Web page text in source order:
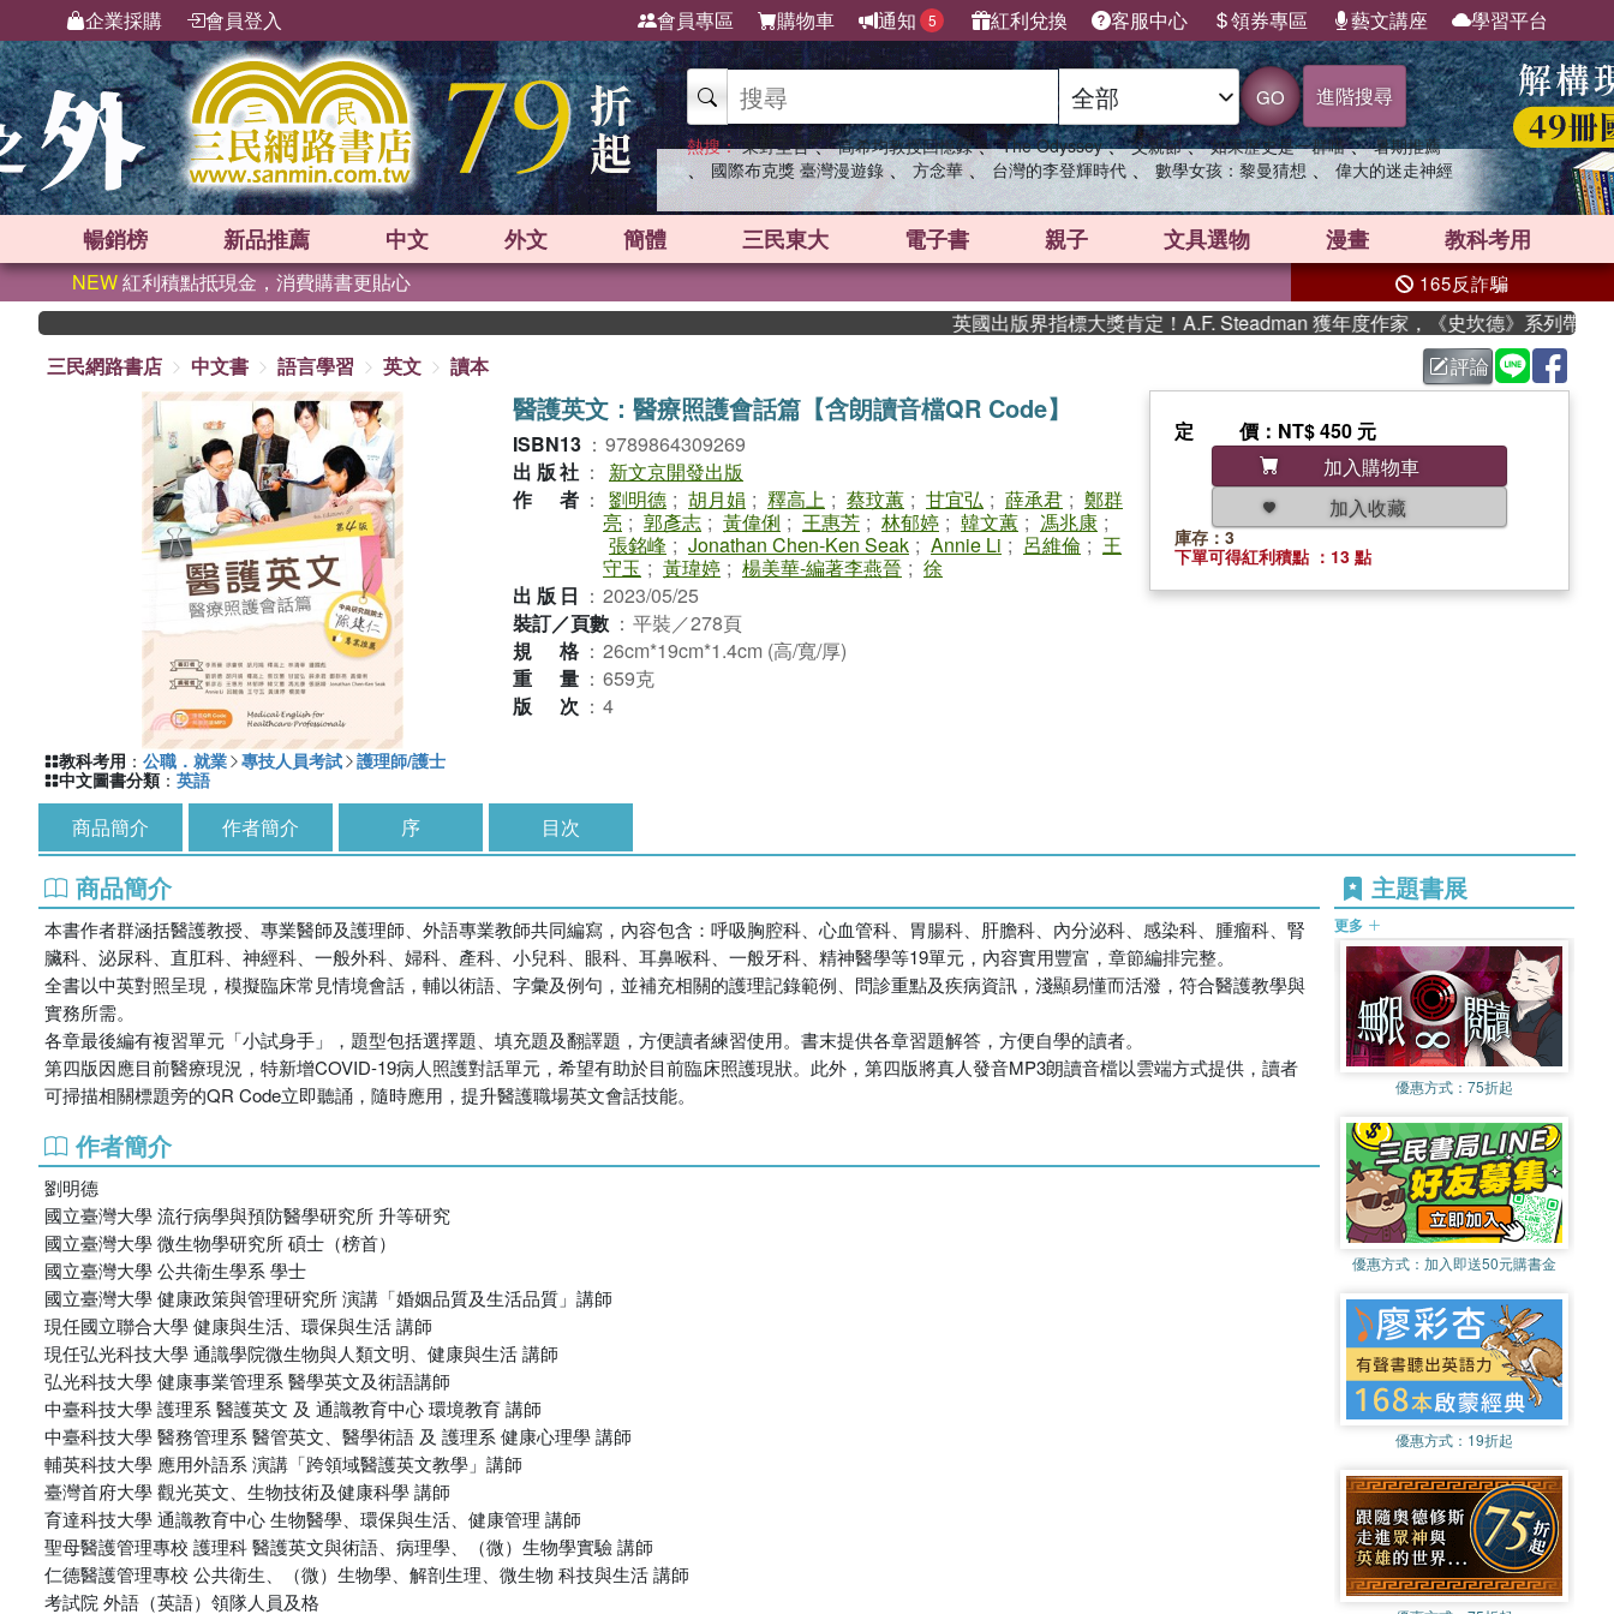
企業採購 會員登入 會員專區 購物車 通知 5 紅利兌換 客服中心 領券專區 藝文講座 學習平台
GO 進階搜尋
熱搜： 東野圭吾 、 高希均教授回憶錄 、 The Odyssey 、 父親節 、 如果歷史是一群喵 、 暑期推薦
、 國際布克獎 臺灣漫遊錄 、 方念華 、 台灣的李登輝時代 、 數學女孩：黎曼猜想 、 偉大的迷走神經
暢銷榜 新品推薦 中文 外文 簡體 三民東大 電子書 親子 文具選物 漫畫 教科考用
NEW紅利積點抵現金，消費購書更貼心 165反詐騙
英國出版界指標大獎肯定！A.F. Steadman 獲年度作家，《史坎德》系列帶你踏上熱血奇
三民網路書店
中文書 語言學習 英文 讀本 評論
醫護英文：醫療照護會話篇【含朗讀音檔QR Code】
ISBN13 ： 9789864309269
出版社 ：
新文京開發出版
作者 ： 劉明德 ; 胡月娟 ; 釋高上 ; 蔡玟蕙 ; 甘宜弘 ; 薛承君 ; 鄭群
亮 ; 郭彥志 ; 黃偉俐 ; 王惠芳 ; 林郁婷 ; 韓文蕙 ; 馮兆康 ;
張銘峰 ; Jonathan Chen-Ken Seak ; Annie Li ; 呂維倫 ; 王
守玉 ; 黃瑋婷 ; 楊美華-編著李燕晉 ; 徐
出版日 ： 2023/05/25
裝訂／頁數 ： 平裝／278頁
規格 ： 26cm*19cm*1.4cm (高/寬/厚)
重量 ： 659克
版次 ： 4
定價 ：NT$ 450 元
加入購物車
加入收藏
庫存：3
下單可得紅利積點 ：13 點
教科考用 ： 公職．就業 專技人員考試 護理師/護士
中文圖書分類 ： 英語
商品簡介 作者簡介 序 目次
商品簡介
本書作者群涵括醫護教授、專業醫師及護理師、外語專業教師共同編寫，內容包含：呼吸胸腔科、心血管科、胃腸科、肝膽科、內分泌科、感染科、腫瘤科、腎
臟科、泌尿科、直肛科、神經科、一般外科、婦科、產科、小兒科、眼科、耳鼻喉科、一般牙科、精神醫學等19單元，內容實用豐富，章節編排完整。
全書以中英對照呈現，模擬臨床常見情境會話，輔以術語、字彙及例句，並補充相關的護理記錄範例、問診重點及疾病資訊，淺顯易懂而活潑，符合醫護教學與
實務所需。
各章最後編有複習單元「小試身手」，題型包括選擇題、填充題及翻譯題，方便讀者練習使用。書末提供各章習題解答，方便自學的讀者。
第四版因應目前醫療現況，特新增COVID-19病人照護對話單元，希望有助於目前臨床照護現狀。此外，第四版將真人發音MP3朗讀音檔以雲端方式提供，讀者
可掃描相關標題旁的QR Code立即聽誦，隨時應用，提升醫護職場英文會話技能。
作者簡介
劉明德
國立臺灣大學 流行病學與預防醫學研究所 升等研究
國立臺灣大學 微生物學研究所 碩士（榜首）
國立臺灣大學 公共衛生學系 學士
國立臺灣大學 健康政策與管理研究所 演講「婚姻品質及生活品質」講師
現任國立聯合大學 健康與生活、環保與生活 講師
現任弘光科技大學 通識學院微生物與人類文明、健康與生活 講師
弘光科技大學 健康事業管理系 醫學英文及術語講師
中臺科技大學 護理系 醫護英文 及 通識教育中心 環境教育 講師
中臺科技大學 醫務管理系 醫管英文、醫學術語 及 護理系 健康心理學 講師
輔英科技大學 應用外語系 演講「跨領域醫護英文教學」講師
臺灣首府大學 觀光英文、生物技術及健康科學 講師
育達科技大學 通識教育中心 生物醫學、環保與生活、健康管理 講師
聖母醫護管理專校 護理科 醫護英文與術語、病理學、（微）生物學實驗 講師
仁德醫護管理專校 公共衛生、（微）生物學、解剖生理、微生物 科技與生活 講師
考試院 外語（英語）領隊人員及格
主題書展
更多
優惠方式： 75折起
優惠方式： 加入即送50元購書金
優惠方式： 19折起